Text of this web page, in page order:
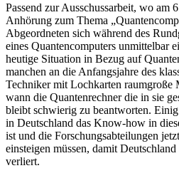
Passend zur Ausschussarbeit, wo am
Anhörung zum Thema
Abgeordneten sich während des
eines Quantencomputers unmittelbar
heutige Situation in Bezug auf
manchen an die Anfangsjahre des
Techniker mit Lochkarten raumgroße
wann die Quantenrechner die in sie
bleibt schwierig zu beantworten.
in Deutschland das Know-how in
ist und die Forschungsabteilungen
einsteigen müssen, damit
verliert.